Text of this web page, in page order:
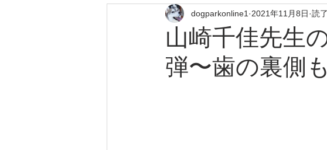
山崎千佳先生
弾〜歯の裏側
dogparkonline1 2021年11月8日 読